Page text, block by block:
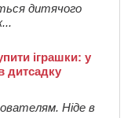
дитячого
іграшки: у
дитсадку
Ніде в